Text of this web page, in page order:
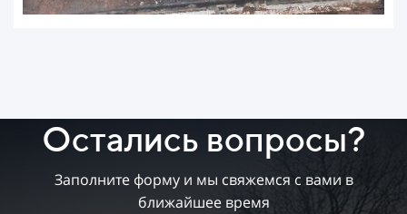
Остались вопросы?
Заполните форму и мы свяжемся с вами в
ближайшее время